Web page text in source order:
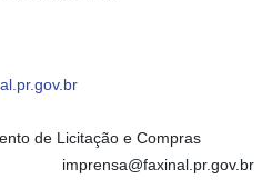
de Licitação e Compras